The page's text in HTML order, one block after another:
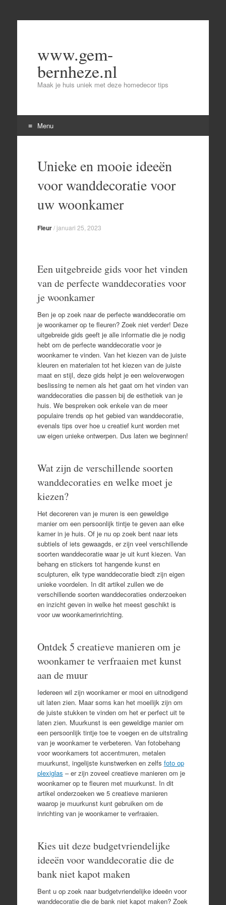
www.gem-
bernheze.nl
Maak je huis uniek met deze homedecor tips
Menu
contentUnieke en mooie ideeën
voor wanddecoratie voor
uw woonkamer
Fleur/januari 25, 2023
Een uitgebreide gids voor het vinden
van de perfecte wanddecoraties voor
je woonkamer
Ben je op zoek naar de perfecte wanddecoratie om
je woonkamer op te fleuren? Zoek niet verder! Deze
uitgebreide gids geeft je alle informatie die je nodig
hebt om de perfecte wanddecoratie voor je
woonkamer te vinden. Van het kiezen van de juiste
kleuren en materialen tot het kiezen van de juiste
maat en stijl, deze gids helpt je een weloverwogen
beslissing te nemen als het gaat om het vinden van
wanddecoraties die passen bij de esthetiek van je
huis. We bespreken ook enkele van de meer
populaire trends op het gebied van wanddecoratie,
evenals tips over hoe u creatief kunt worden met
uw eigen unieke ontwerpen. Dus laten we beginnen!
Wat zijn de verschillende soorten
wanddecoraties en welke moet je
kiezen?
Het decoreren van je muren is een geweldige
manier om een persoonlijk tintje te geven aan elke
kamer in je huis. Of je nu op zoek bent naar iets
subtiels of iets gewaagds, er zijn veel verschillende
soorten wanddecoratie waar je uit kunt kiezen. Van
behang en stickers tot hangende kunst en
sculpturen, elk type wanddecoratie biedt zijn eigen
unieke voordelen. In dit artikel zullen we de
verschillende soorten wanddecoraties onderzoeken
en inzicht geven in welke het meest geschikt is
voor uw woonkamerinrichting.
Ontdek 5 creatieve manieren om je
woonkamer te verfraaien met kunst
aan de muur
Iedereen wil zijn woonkamer er mooi en uitnodigend
uit laten zien. Maar soms kan het moeilijk zijn om
de juiste stukken te vinden om het er perfect uit te
laten zien. Muurkunst is een geweldige manier om
een persoonlijk tintje toe te voegen en de uitstraling
van je woonkamer te verbeteren. Van fotobehang
voor woonkamers tot accentmuren, metalen
muurkunst, ingelijste kunstwerken en zelfs foto op
plexiglas – er zijn zoveel creatieve manieren om je
woonkamer op te fleuren met muurkunst. In dit
artikel onderzoeken we 5 creatieve manieren
waarop je muurkunst kunt gebruiken om de
inrichting van je woonkamer te verfraaien.
Kies uit deze budgetvriendelijke
ideeën voor wanddecoratie die de
bank niet kapot maken
Bent u op zoek naar budgetvriendelijke ideeën voor
wanddecoratie die de bank niet kapot maken? Zoek